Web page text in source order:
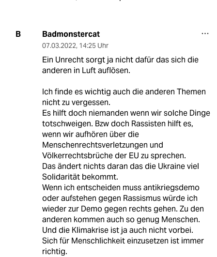
B Badmonstercat
07.03.2022, 14:25 Uhr
Ein Unrecht sorgt ja nicht dafür das sich die
anderen in Luft auflösen.
Ich finde es wichtig auch die anderen Themen
nicht zu vergessen.
Es hilft doch niemanden wenn wir solche Dinge
totschweigen. Bzw doch Rassisten hilft es,
wenn wir aufhören über die
Menschenrechtsverletzungen und
Völkerrechtsbrüche der EU zu sprechen.
Das ändert nichts daran das die Ukraine viel
Solidarität bekommt.
Wenn ich entscheiden muss antikriegsdemo
oder aufstehen gegen Rassismus würde ich
wieder zur Demo gegen rechts gehen. Zu den
anderen kommen auch so genug Menschen.
Und die Klimakrise ist ja auch nicht vorbei.
Sich für Menschlichkeit einzusetzen ist immer
richtig.